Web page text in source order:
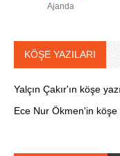
Ajanda
KÖŞE YAZILARI
Yalçın Çakır'ın köşe
Ece Nur Ökmen'in köşe